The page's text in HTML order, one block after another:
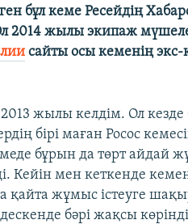
бұл кеме Ресейдің
2014 жылы экипаж
сайты осы кеменің экс-
жылы келдім. Ол кезде
бірі маған Росос
бұрын да төрт айдай
Кейін мен кеткенде
қайта жұмыс істеуге
бәрі жақсы